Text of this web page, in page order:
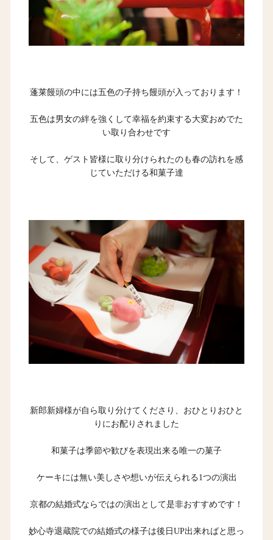
蓬莱饅頭の中には五色の子持ち饅頭が入っております！
五色は男女の絆を強くして幸福を約束する大変おめでた
い取り合わせです
そして、ゲスト皆様に取り分けられたのも春の訪れを感
じていただける和菓子達
新郎新婦様が自ら取り分けてくださり、おひとりおひと
りにお配りされました
和菓子は季節や歓びを表現出来る唯一の菓子
ケーキには無い美しさや想いが伝えられる1つの演出
京都の結婚式ならではの演出として是非おすすめです！
妙心寺退蔵院での結婚式の様子は後日UP出来ればと思っ